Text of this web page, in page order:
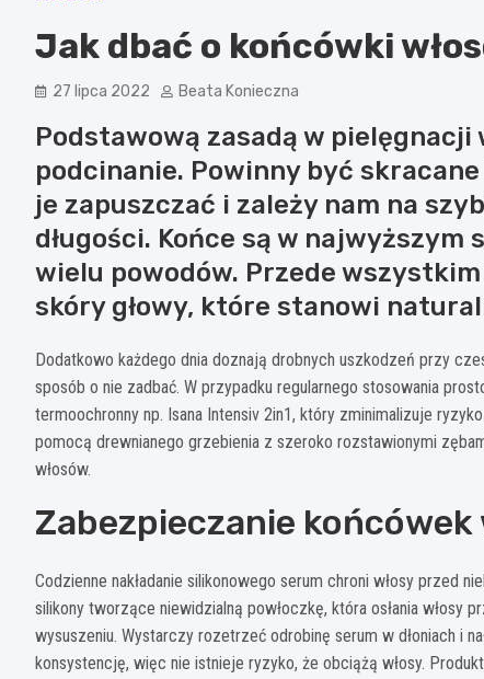
Jak dbać o końcówki
27 lipca 2022 Beata Konieczna
Podstawową zasadą w
podcinanie. Powinny być
je zapuszczać i zależy nam na
długości. Końce są w
wielu powodów. Przede
skóry głowy, które stanowi
Dodatkowo każdego dnia doznają drobnych uszkodzeń przy
sposób o nie zadbać. W przypadku regularnego stosowania
termoochronny np. Isana Intensiv 2in1, który zminimalizuje
pomocą drewnianego grzebienia z szeroko rozstawionymi
włosów.
Zabezpieczanie końcówek
Codzienne nakładanie silikonowego serum chroni włosy przed
silikony tworzące niewidzialną powłoczkę, która osłania włosy
wysuszeniu. Wystarczy rozetrzeć odrobinę serum w dłoniach i
konsystencję, więc nie istnieje ryzyko, że obciążą włosy.